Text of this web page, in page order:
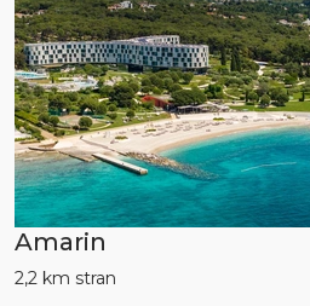
Amarin
2,2 km stran